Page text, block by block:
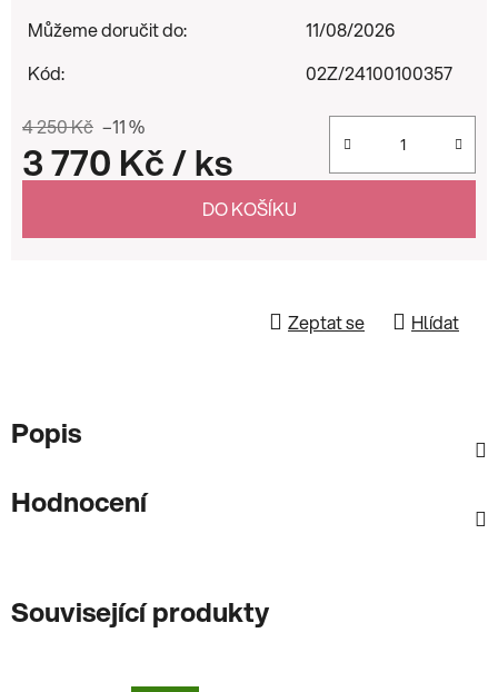
Můžeme doručit do:
11/08/2026
Kód:
02Z/24100100357
4 250 Kč –11 %
3 770 Kč/ ks
DO KOŠÍKU
Zeptat se Hlídat
Popis
Hodnocení
Související produkty